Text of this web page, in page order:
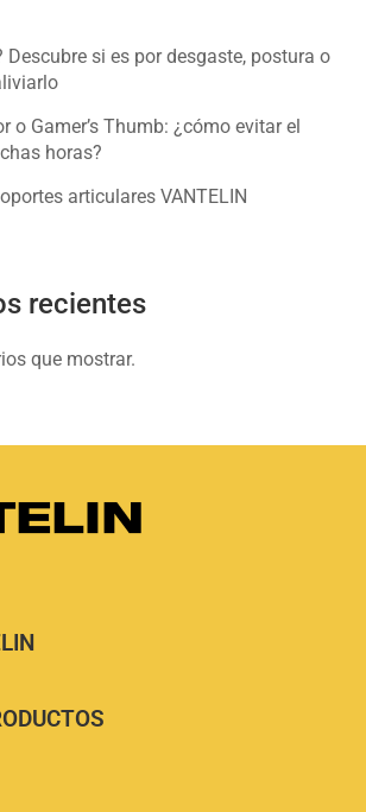
Descubre si es por desgaste, postura o
o Gamer’s Thumb: ¿cómo evitar el
horas?
articulares VANTELIN
recientes
que mostrar.